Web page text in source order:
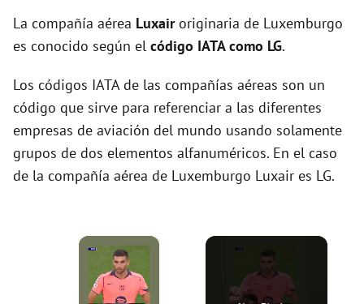
La compañía aérea Luxairoriginaria de Luxemburgo
es conocido según el código IATA como LG.
Los códigos IATA de las compañías aéreas son un
código que sirve para referenciar a las diferentes
empresas de aviación del mundo usando solamente
grupos de dos elementos alfanuméricos. En el caso
de la compañía aérea de Luxemburgo Luxair es LG.
×